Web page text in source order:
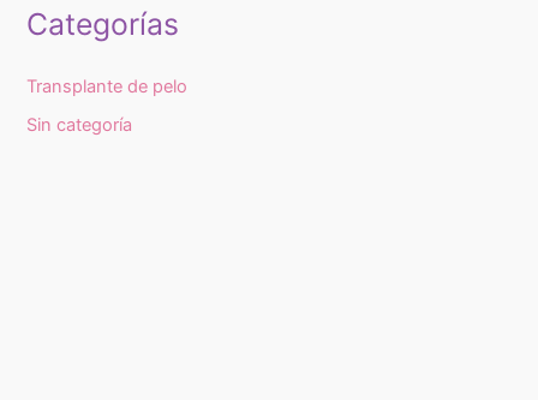
Categorías
Transplante de pelo
Sin categoría